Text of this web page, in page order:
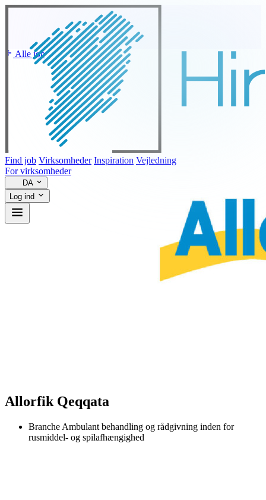
Find job Virksomheder Inspiration Vejledning
For virksomheder
DA
Log ind
Alle job
Allorfik Qeqqata
Branche Ambulant behandling og rådgivning inden for
rusmiddel- og spilafhængighed